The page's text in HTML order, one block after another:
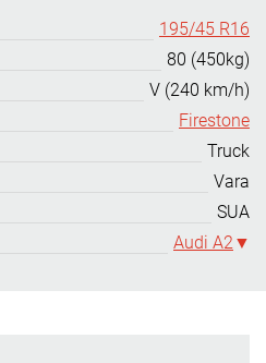
195/45 R16
80 (450kg)
V (240 km/h)
Firestone
Truck
Vara
SUA
Audi A2